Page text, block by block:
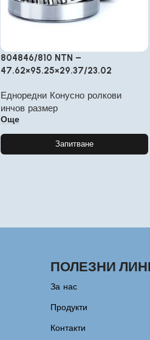
804846/810 NTN –
47.62×95.25×29.37/23.02
Едноредни Конусно ролкови
инчов размер
Още
Запитване
ПОЛЕЗНИ
За нас
Продукти
Контакти